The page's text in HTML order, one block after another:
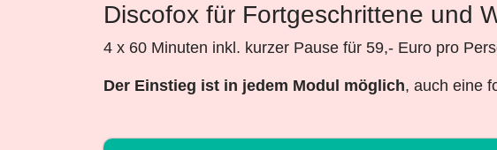
Discofox für Fortgeschrittene und
4 x 60 Minuten inkl. kurzer Pause für 59,- Euro pro
Der Einstieg ist in jedem Modul möglich, auch eine